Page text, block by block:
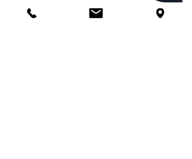
libre de roedores